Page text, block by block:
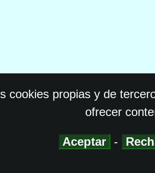
cookies propias y de
ofrecer
Aceptar -